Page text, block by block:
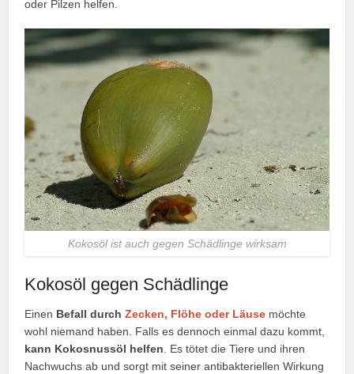
oder Pilzen helfen.
Kokosöl ist auch gegen Schädlinge wirksam
Kokosöl gegen Schädlinge
Einen Befall durchZecken, Flöhe oder Läuse möchte
wohl niemand haben. Falls es dennoch einmal dazu kommt,
kann Kokosnussöl helfen . Es tötet die Tiere und ihren
Nachwuchs ab und sorgt mit seiner antibakteriellen Wirkung